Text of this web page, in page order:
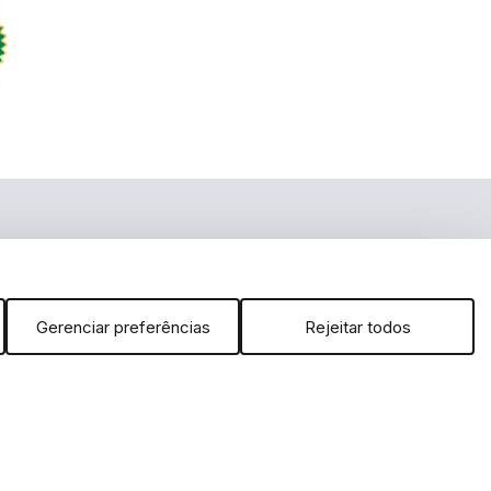
Gerenciar preferências Rejeitar todos
YouTube
É vedada qualquer reprodução, total ou parcial, de qualquer elemento
inclusão no carrinho não garante o preço e/ou a disponibilidade do
de estoque.